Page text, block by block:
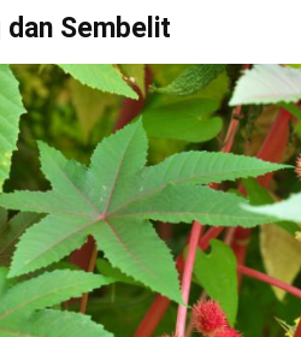
Sembelit